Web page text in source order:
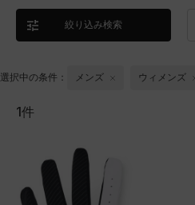
絞り込み検索
選択中の条件： メンズ ウィメンズ
1件